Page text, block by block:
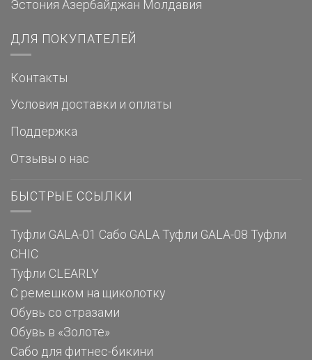
Эстония Азербайджан Молдавия
ДЛЯ ПОКУПАТЕЛЕЙ
Контакты
Условия доставки и оплаты
Поддержка
Отзывы о нас
БЫСТРЫЕ ССЫЛКИ
Туфли GALA-01 Сабо GALA Туфли GALA-08 Туфли
CHIC
Туфли CLEARLY
С ремешком на щиколотку
Обувь со стразами
Обувь в «Золоте»
Сабо для фитнес-бикини